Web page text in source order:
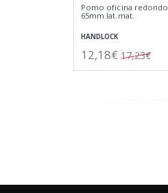
Pomo oficina redondo
65mm.lat.mat.
HANDLOCK
12,18€ 17,23€